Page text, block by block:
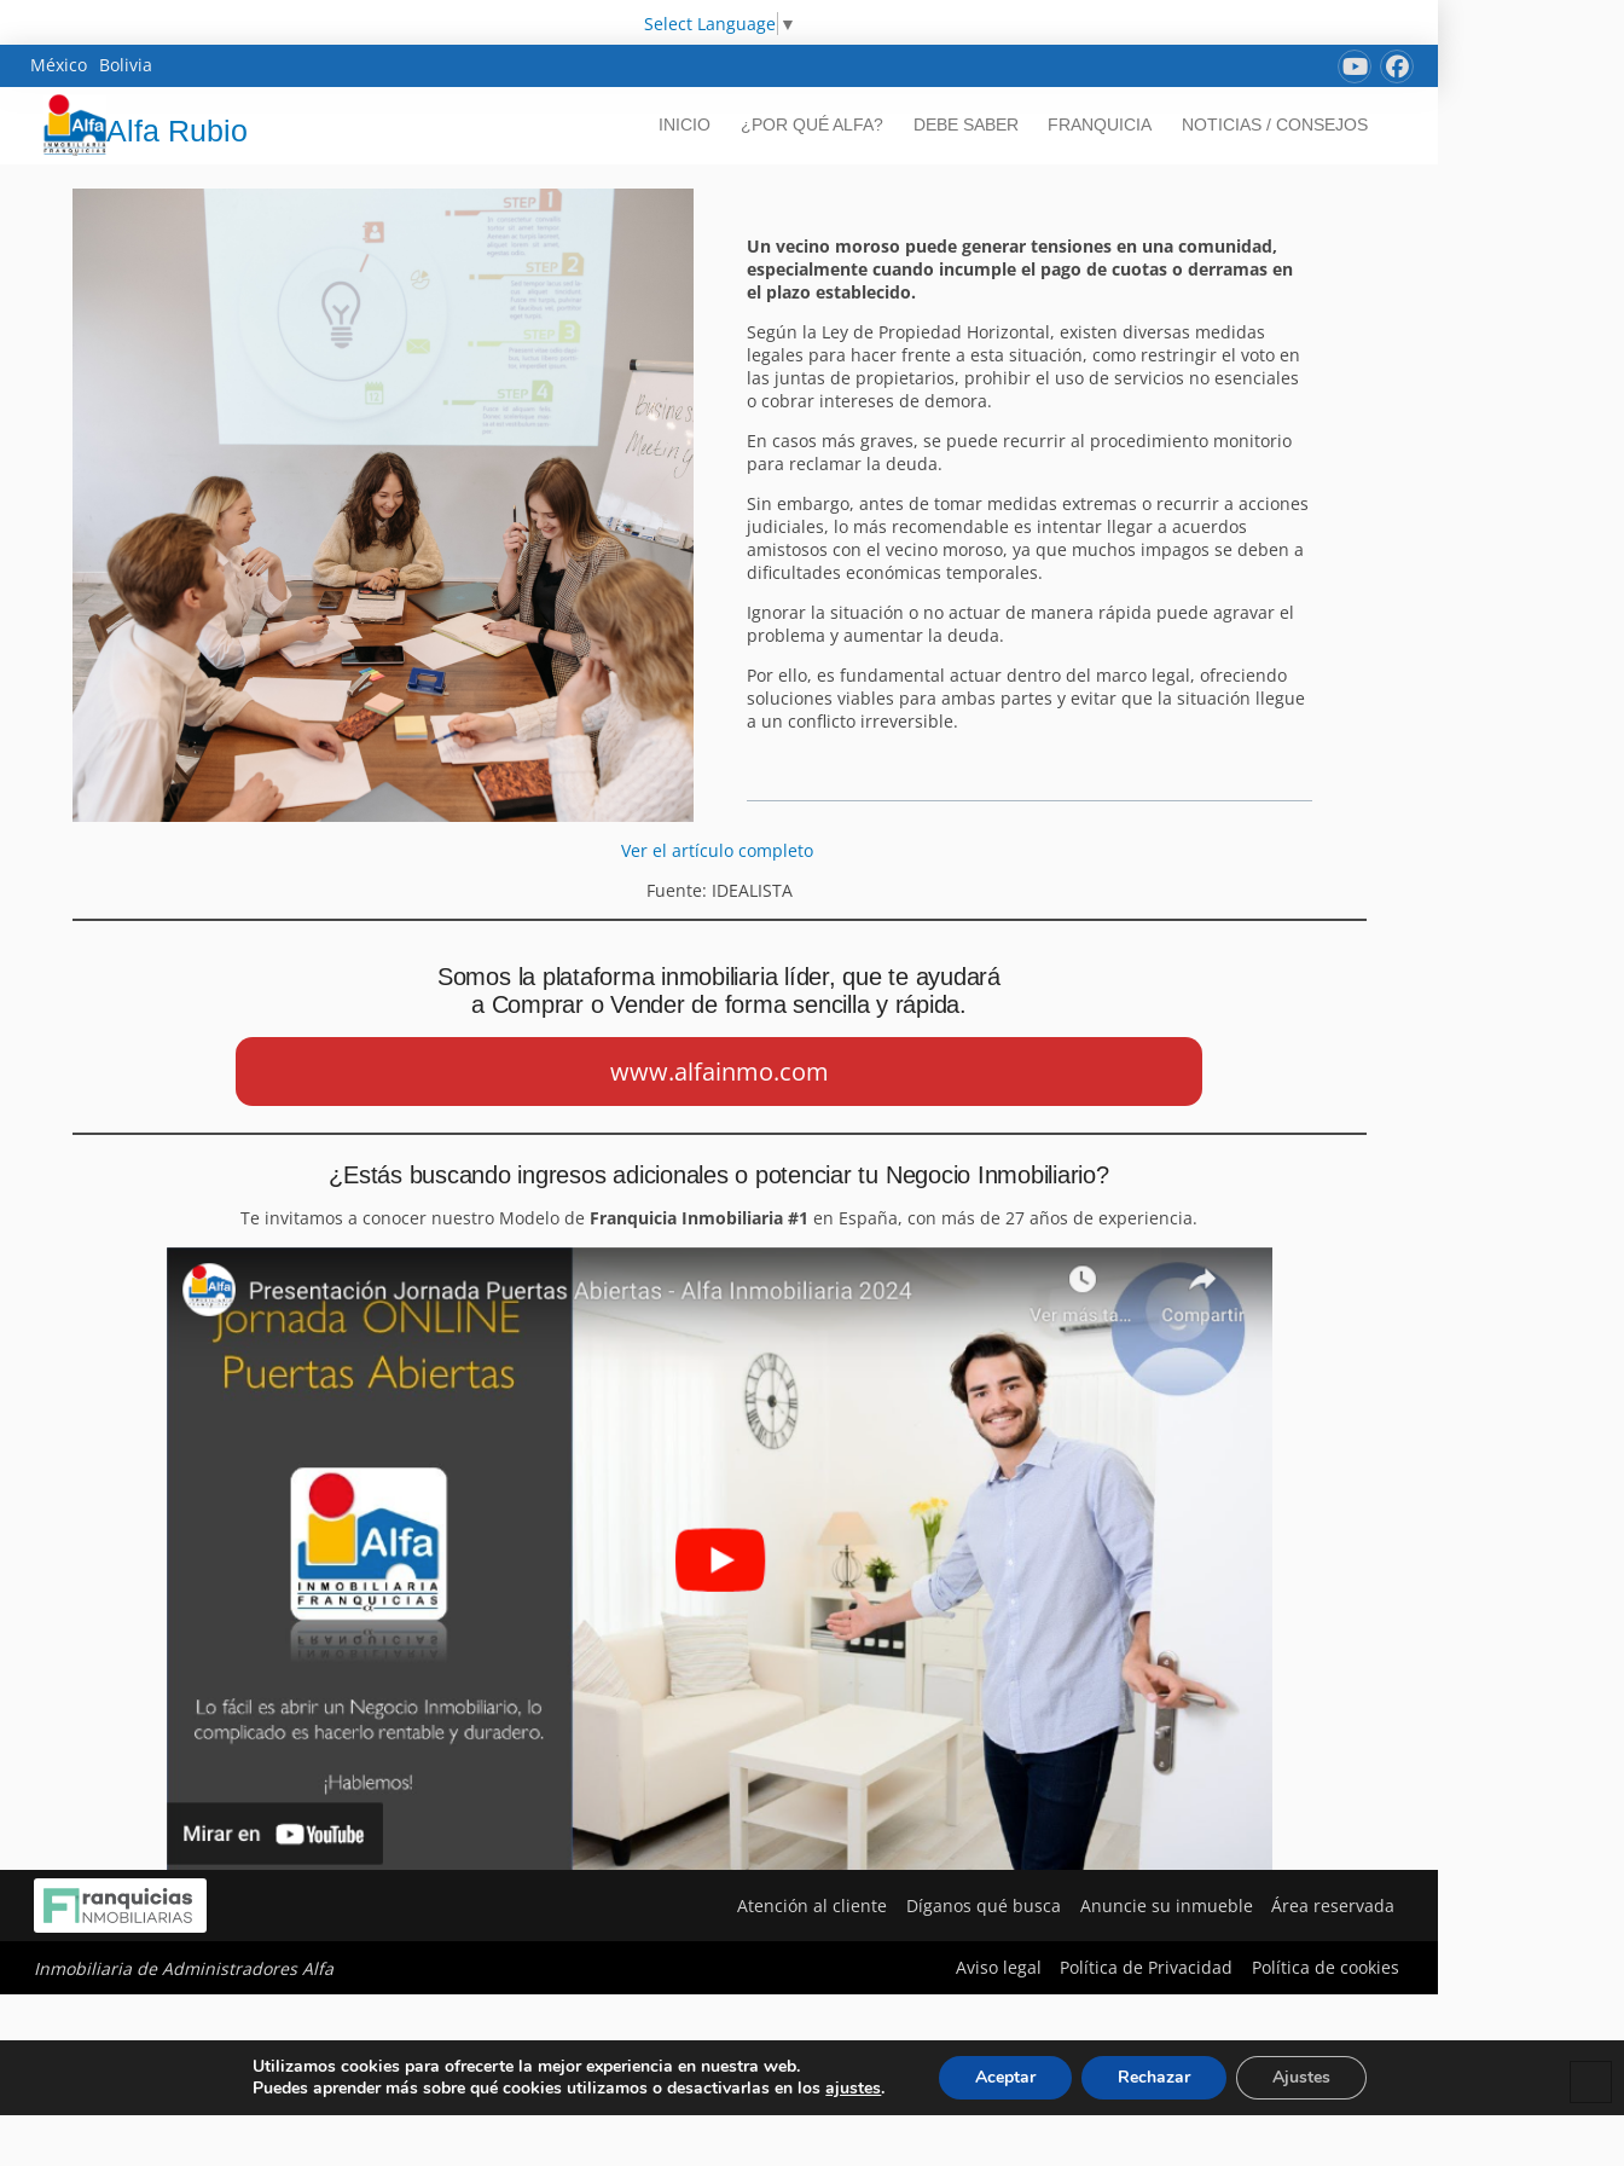
Select Language ▼
México Bolivia
Alfa Rubio INICIO ¿POR QUÉ ALFA? DEBE SABER FRANQUICIA NOTICIAS / CONSEJOS
Un vecino moroso puede generar tensiones en una comunidad,
especialmente cuando incumple el pago de cuotas o derramas en
el plazo establecido.
Según la Ley de Propiedad Horizontal, existen diversas medidas
legales para hacer frente a esta situación, como restringir el voto en
las juntas de propietarios, prohibir el uso de servicios no esenciales
o cobrar intereses de demora.
En casos más graves, se puede recurrir al procedimiento monitorio
para reclamar la deuda.
Sin embargo, antes de tomar medidas extremas o recurrir a acciones
judiciales, lo más recomendable es intentar llegar a acuerdos
amistosos con el vecino moroso, ya que muchos impagos se deben a
dificultades económicas temporales.
Ignorar la situación o no actuar de manera rápida puede agravar el
problema y aumentar la deuda.
Por ello, es fundamental actuar dentro del marco legal, ofreciendo
soluciones viables para ambas partes y evitar que la situación llegue
a un conflicto irreversible.
Ver el artículo completo
Fuente: IDEALISTA
Somos la plataforma inmobiliaria líder, que te ayudará
a Comprar o Vender de forma sencilla y rápida.
www.alfainmo.com
¿Estás buscando ingresos adicionales o potenciar tu Negocio Inmobiliario?
Te invitamos a conocer nuestro Modelo de Franquicia Inmobiliaria #1 en España, con más de 27 años de experiencia.
Atención al cliente Díganos qué busca Anuncie su inmueble Área reservada
Inmobiliaria de Administradores Alfa Aviso legal Política de Privacidad Política de cookies
Utilizamos cookies para ofrecerte la mejor experiencia en nuestra web.
Puedes aprender más sobre qué cookies utilizamos o desactivarlas en losajustes. Aceptar Rechazar Ajustes